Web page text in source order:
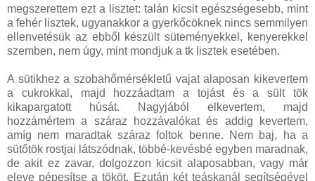
megszerettem ezt a lisztet: talán kicsit egészségesebb, mint
a fehér lisztek, ugyanakkor a gyerkőcöknek nincs semmilyen
ellenvetésük az ebből készült süteményekkel, kenyerekkel
szemben, nem úgy, mint mondjuk a tk lisztek esetében.
A sütikhez a szobahőmérsékletű vajat alaposan kikevertem
a cukrokkal, majd hozzáadtam a tojást és a sült tök
kikapargatott húsát. Nagyjából elkevertem, majd
hozzámértem a száraz hozzávalókat és addig kevertem,
amíg nem maradtak száraz foltok benne. Nem baj, ha a
sütőtök rostjai látszódnak, többé-kevésbé egyben maradnak,
de akit ez zavar, dolgozzon kicsit alaposabban, vagy már
eleve pépesítse a tököt. Ezután két teáskanál segítségével